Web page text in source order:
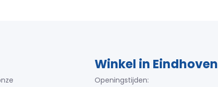
Winkel in Eindhoven
Openingstijden: